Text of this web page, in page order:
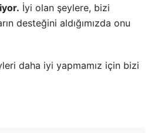
İyi olan şeylere, bizi
desteğini aldığımızda onu
daha iyi yapmamız için bizi